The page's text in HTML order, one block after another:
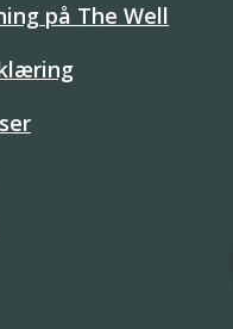
på The Well